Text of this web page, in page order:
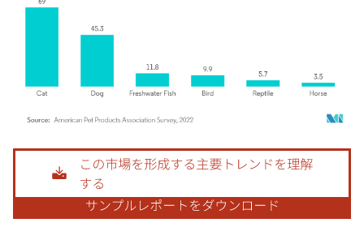
画像 © Mordor Intelligence。再利用にはCC BY 4.0の表示が必要です。